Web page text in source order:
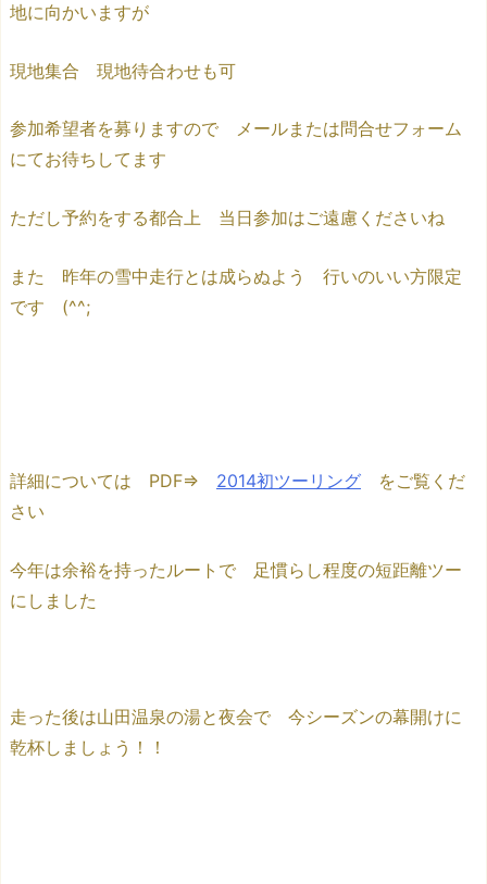
地に向かいますが
現地集合 現地待合わせも可
参加希望者を募りますので メールまたは問合せフォーム
にてお待ちしてます
ただし予約をする都合上 当日参加はご遠慮くださいね
また 昨年の雪中走行とは成らぬよう 行いのいい方限定
です (^^;
詳細については PDF⇒ 2014初ツーリング をご覧くだ
さい
今年は余裕を持ったルートで 足慣らし程度の短距離ツー
にしました
走った後は山田温泉の湯と夜会で 今シーズンの幕開けに
乾杯しましょう！！